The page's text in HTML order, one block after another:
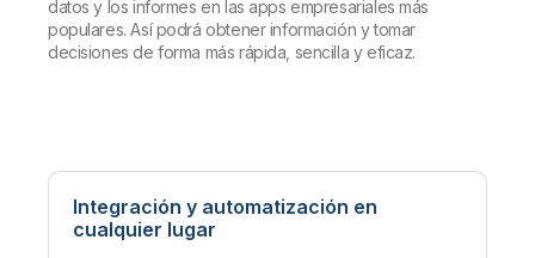
datos y los informes en las apps empresariales más
populares. Así podrá obtener información y tomar
decisiones de forma más rápida, sencilla y eficaz.
Integración y automatización en
cualquier lugar